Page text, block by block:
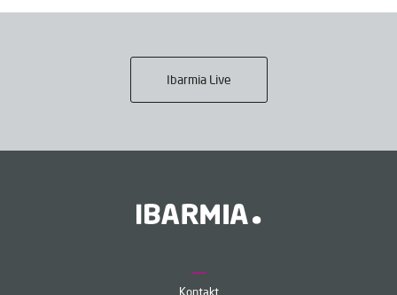
Ibarmia Live
Kontakt